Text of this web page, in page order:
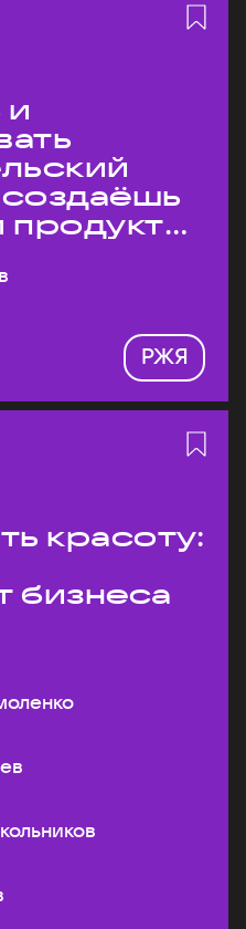
и
создаёшь
продукт
РЖЯ
красоту:
бизнеса